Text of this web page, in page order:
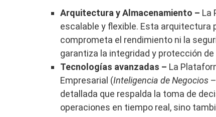
Arquitectura y Almacenamiento – La
escalable y flexible. Esta arquitectura
comprometa el rendimiento ni la
garantiza la integridad y protección
Tecnologías avanzadas – La
Empresarial (Inteligencia de Negocios
detallada que respalda la toma de
operaciones en tiempo real, sino